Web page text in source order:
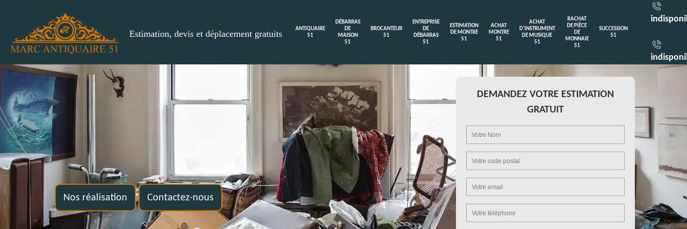
Estimation, devis et déplacement gratuits
ANTIQUAIRE
51
DÉBARRAS
DE
MAISON
51
BROCANTEUR
51
ENTREPRISE
DE
DÉBARRAS
51
ESTIMATION
DE MONTRE
51
ACHAT
MONTRE
51
ACHAT
D'INSTRUMENT
DE MUSIQUE
51
RACHAT
DE PIÈCE
DE
MONNAIE
51
SUCCESSION
51
Nos réalisation Contactez-nous
DEMANDEZ VOTRE ESTIMATION
GRATUIT